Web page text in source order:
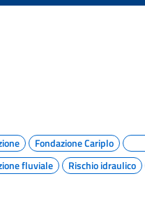
Fondazione Cariplo
fluviale Rischio idraulico